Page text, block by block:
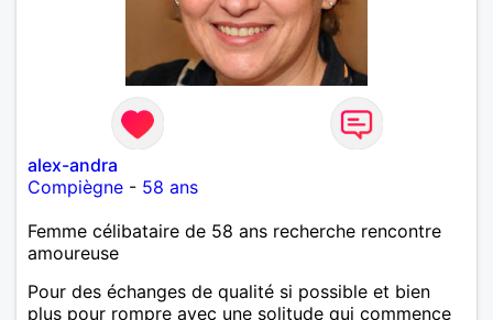
alex-andra
Compiègne - 58 ans
Femme célibataire de 58 ans recherche rencontre
amoureuse
Pour des échanges de qualité si possible et bien
plus pour rompre avec une solitude qui commence